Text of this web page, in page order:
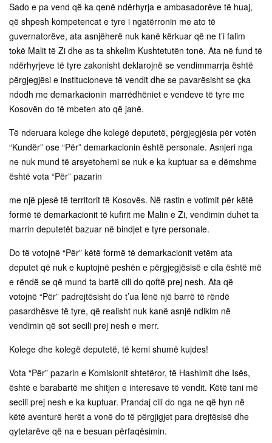
Sado e pa vend që ka qenë ndërhyrja e ambasadorëve të huaj,
që shpesh kompetencat e tyre i ngatërronin me ato të
guvernatorëve, ata asnjëherë nuk kanë kërkuar që ne t’i falim
tokë Malit të Zi dhe as ta shkelim Kushtetutën tonë. Ata në fund të
ndërhyrjeve të tyre zakonisht deklarojnë se vendimmarrja është
përgjegjësi e institucioneve të vendit dhe se pavarësisht se çka
ndodh me demarkacionin marrëdhëniet e vendeve të tyre me
Kosovën do të mbeten ato që janë.
Të nderuara kolege dhe kolegë deputetë, përgjegjësia për votën
“Kundër” ose “Për” demarkacionin është personale. Asnjeri nga
ne nuk mund të arsyetohemi se nuk e ka kuptuar sa e dëmshme
është vota “Për” pazarin
me një pjesë të territorit të Kosovës. Në rastin e votimit për këtë
formë të demarkacionit të kufirit me Malin e Zi, vendimin duhet ta
marrin deputetët bazuar në bindjet e tyre personale.
Do të votojnë “Për” këtë formë të demarkacionit vetëm ata
deputet që nuk e kuptojnë peshën e përgjegjësisë e cila është më
e rëndë se që mund ta bartë cili do qoftë prej nesh. Ata që
votojnë “Për” padrejtësisht do t’ua lënë një barrë të rëndë
pasardhësve të tyre, që realisht nuk kanë asnjë ndikim në
vendimin që sot secili prej nesh e merr.
Kolege dhe kolegë deputetë, të kemi shumë kujdes!
Vota “Për” pazarin e Komisionit shtetëror, të Hashimit dhe Isës,
është e barabartë me shitjen e interesave të vendit. Këtë tani më
secili prej nesh e ka kuptuar. Prandaj cili do nga ne që hyn në
këtë aventurë herët a vonë do të përgjigjet para drejtësisë dhe
qytetarëve që na e besuan përfaqësimin.